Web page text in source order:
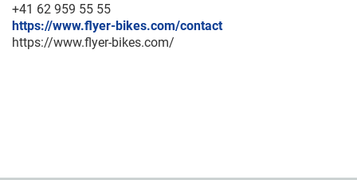
+41 62 959 55 55
https://www.flyer-bikes.com/contact
https://www.flyer-bikes.com/